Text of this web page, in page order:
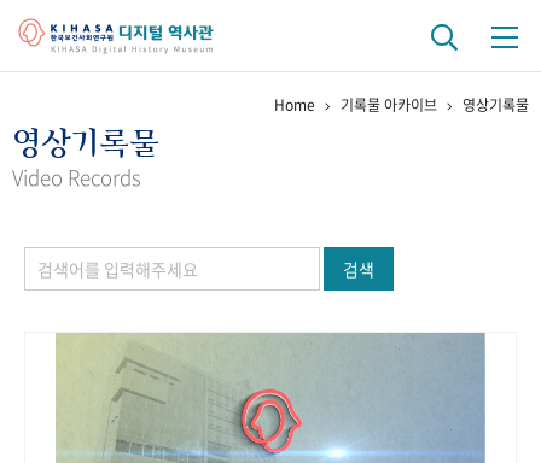
걸어온 길 기관 변천사
정책과 연구 키워드로 보는 연구 역사
연구자들
기록물 아카이브
사진 아카이브 문서 기록물 행정박물 영상 기록물
Home 기록물 아카이브 영상기록물
영상기록물
Video Records
검색